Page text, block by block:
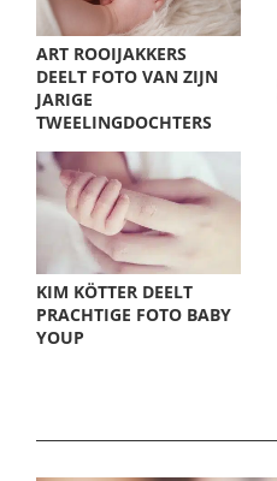
ART ROOIJAKKERS
DEELT FOTO VAN ZIJN
JARIGE
TWEELINGDOCHTERS
KIM KÖTTER DEELT
PRACHTIGE FOTO BABY
YOUP